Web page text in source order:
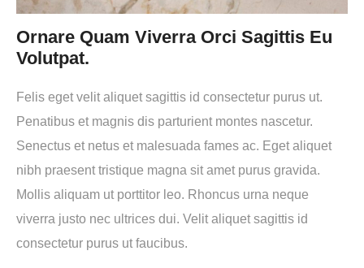
Ornare Quam Viverra Orci Sagittis Eu
Volutpat.
Felis eget velit aliquet sagittis id consectetur purus ut.
Penatibus et magnis dis parturient montes nascetur.
Senectus et netus et malesuada fames ac. Eget aliquet
nibh praesent tristique magna sit amet purus gravida.
Mollis aliquam ut porttitor leo. Rhoncus urna neque
viverra justo nec ultrices dui. Velit aliquet sagittis id
consectetur purus ut faucibus.